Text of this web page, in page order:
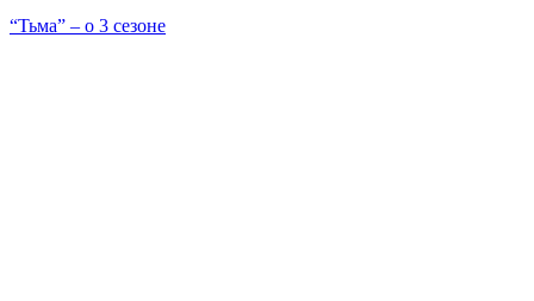
“Тьма” – о 3 сезоне